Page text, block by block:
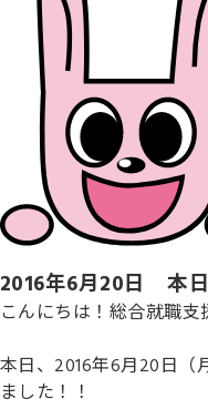
2016年6月20日 本
こんにちは！総合就職支
本日、2016年6月20日（
ました！！